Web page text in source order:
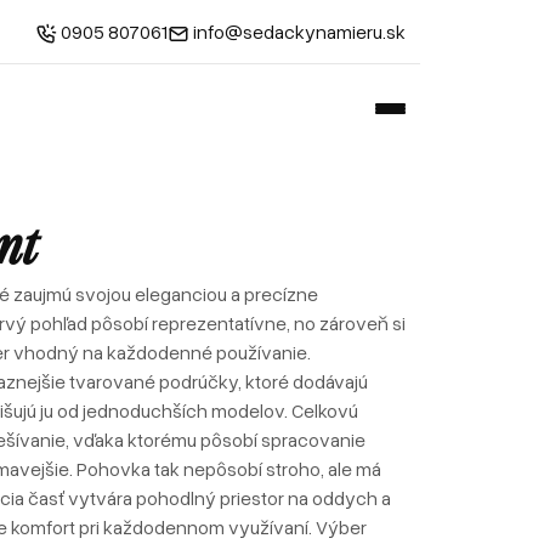
0905 807061 info@sedackynamieru.sk
zaujmú svojou eleganciou a precízne
pohľad pôsobí reprezentatívne, no zároveň si
vhodný na každodenné používanie.
tvarované podrúčky, ktoré dodávajú
ju od jednoduchších modelov. Celkovú
vďaka ktorému pôsobí spracovanie
Pohovka tak nepôsobí stroho, ale má
časť vytvára pohodlný priestor na oddych a
komfort pri každodennom využívaní. Výber